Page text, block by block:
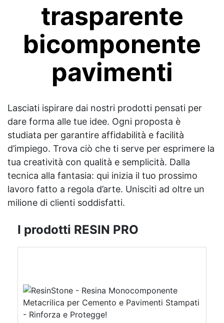
trasparente
bicomponente
pavimenti
Lasciati ispirare dai nostri prodotti pensati per
dare forma alle tue idee. Ogni proposta è
studiata per garantire affidabilità e facilità
d’impiego. Trova ciò che ti serve per esprimere la
tua creatività con qualità e semplicità. Dalla
tecnica alla fantasia: qui inizia il tuo prossimo
lavoro fatto a regola d’arte. Unisciti ad oltre un
milione di clienti soddisfatti.
I prodotti RESIN PRO